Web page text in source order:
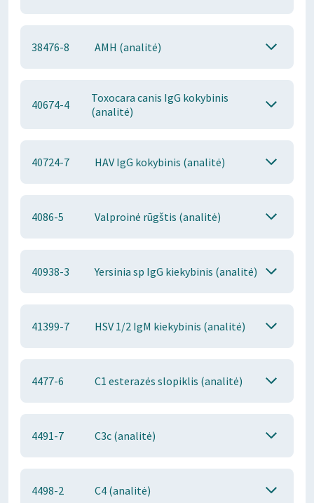
38476-8 AMH (analitė)
40674-4
Toxocara canis IgG kokybinis
(analitė)
40724-7 HAV IgG kokybinis (analitė)
4086-5 Valproinė rūgštis (analitė)
40938-3 Yersinia sp IgG kiekybinis (analitė)
41399-7 HSV 1/2 IgM kiekybinis (analitė)
4477-6 C1 esterazės slopiklis (analitė)
4491-7 C3c (analitė)
4498-2 C4 (analitė)